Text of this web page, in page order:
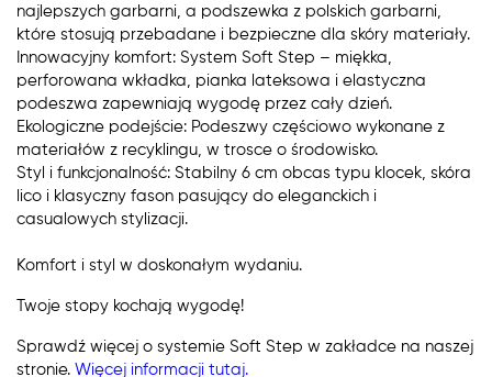
najlepszych garbarni, a podszewka z polskich garbarni,
które stosują przebadane i bezpieczne dla skóry materiały.
Innowacyjny komfort: System Soft Step – miękka,
perforowana wkładka, pianka lateksowa i elastyczna
podeszwa zapewniają wygodę przez cały dzień.
Ekologiczne podejście: Podeszwy częściowo wykonane z
materiałów z recyklingu, w trosce o środowisko.
Styl i funkcjonalność: Stabilny 6 cm obcas typu klocek, skóra
lico i klasyczny fason pasujący do eleganckich i
casualowych stylizacji.
Komfort i styl w doskonałym wydaniu.
Twoje stopy kochają wygodę!
Sprawdź więcej o systemie Soft Step w zakładce na naszej
stronie. Więcej informacji tutaj.